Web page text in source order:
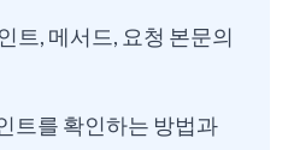
트, 메서드, 요청 본문의
트를 확인하는 방법과